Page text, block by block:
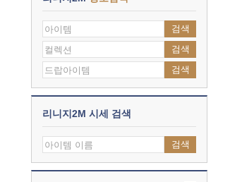
검색
검색
검색
리니지2M 시세 검색
검색